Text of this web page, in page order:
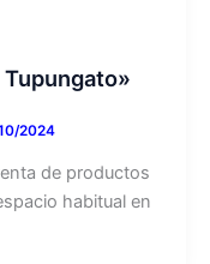
2024
de productos
habitual en